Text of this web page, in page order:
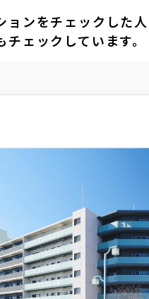
ョンをチェックした
チェックしています。